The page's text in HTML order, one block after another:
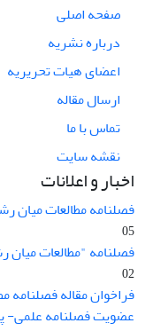
صفحه اصلی
درباره نشریه
اعضای هیات تحریریه
ارسال مقاله
تماس با ما
نقشه سایت
اخبار و اعلانات
فصلنامه مطالعات میان
05
فصلنامه "مطالعات میان
02
فراخوان مقاله فصلنامه
عضویت فصلنامه علمی-